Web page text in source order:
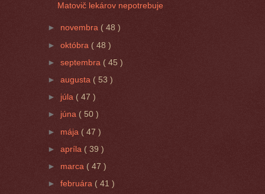
Matovič lekárov nepotrebuje
► novembra ( 48 )
►októbra ( 48 )
►septembra ( 45 )
►augusta ( 53 )
► júla( 47 )
► júna ( 50 )
► mája ( 47 )
►apríla ( 39 )
► marca ( 47 )
►februára ( 41 )